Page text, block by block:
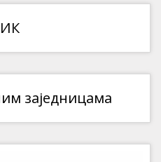
заједницама